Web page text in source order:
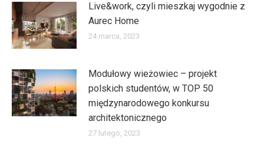
Live&work, czyli mieszkaj wygodnie z
Aurec Home
24 marca, 2023
Modułowy wieżowiec – projekt
polskich studentów, w TOP 50
międzynarodowego konkursu
architektonicznego
27 lutego, 2023